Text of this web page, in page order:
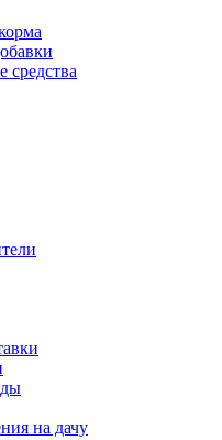
средства
на дачу